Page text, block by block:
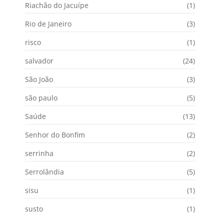
Riachão do Jacuípe
(1)
Rio de Janeiro
(3)
risco
(1)
salvador
(24)
São João
(3)
são paulo
(5)
Saúde
(13)
Senhor do Bonfim
(2)
serrinha
(2)
Serrolândia
(5)
sisu
(1)
susto
(1)